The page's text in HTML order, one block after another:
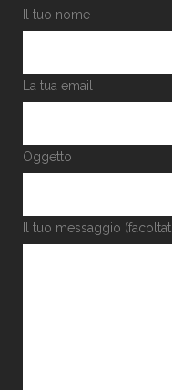
Il tuo nome
La tua email
Oggetto
Il tuo messaggio